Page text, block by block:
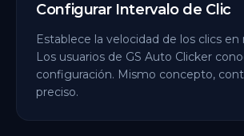
Configurar Intervalo de Clic
Establece la velocidad de los clics
Los usuarios de GS Auto Clicker
configuración. Mismo concepto,
preciso.